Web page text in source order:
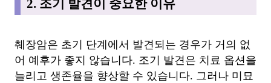
2. 조기 발견이 중요한 이유
췌장암은 초기 단계에서 발견되는 경우가 거의 없
어 예후가 좋지 않습니다. 조기 발견은 치료 옵션을
늘리고 생존율을 향상할 수 있습니다. 그러나 미묘